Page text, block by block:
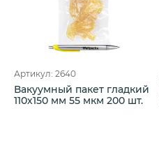
Артикул: 2640
Вакуумный пакет гладкий
110х150 мм 55 мкм 200 шт.